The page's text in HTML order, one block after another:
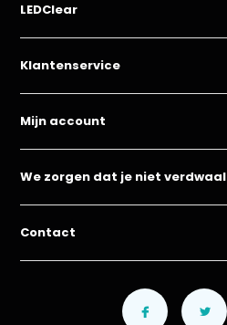
LEDClear
Klantenservice
Mijn account
We zorgen dat je niet verdwaal
Contact